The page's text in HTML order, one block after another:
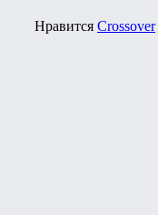
Нравится Crossover